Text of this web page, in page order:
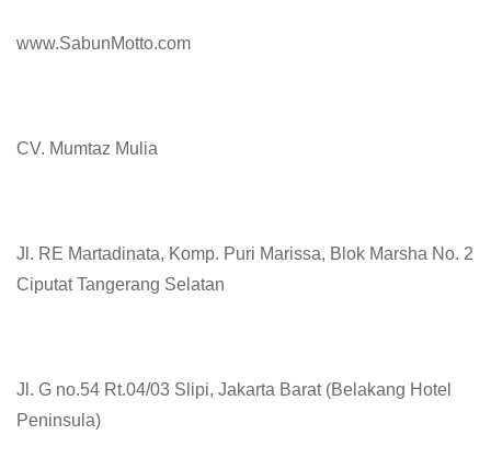
www.SabunMotto.com
CV. Mumtaz Mulia
Jl. RE Martadinata, Komp. Puri Marissa, Blok Marsha No. 2
Ciputat Tangerang Selatan
Jl. G no.54 Rt.04/03 Slipi, Jakarta Barat (Belakang Hotel
Peninsula)